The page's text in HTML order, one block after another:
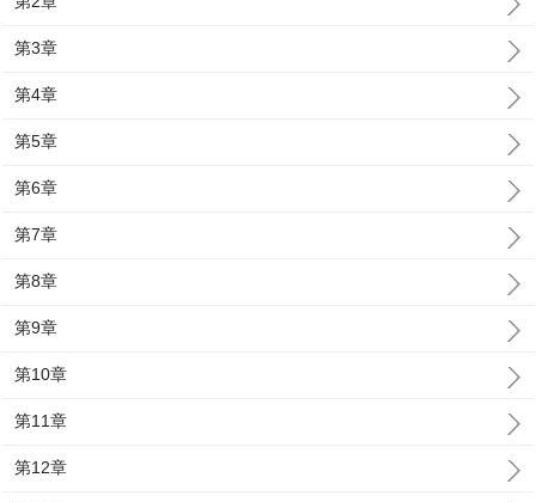
第3章
第4章
第5章
第6章
第7章
第8章
第9章
第10章
第11章
第12章